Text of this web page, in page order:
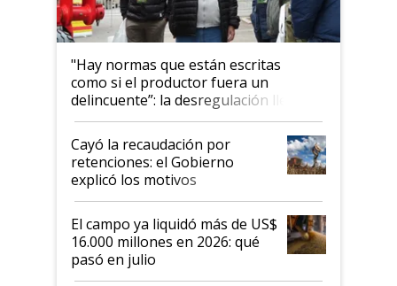
"Hay normas que están escritas
como si el productor fuera un
delincuente”: la desregulación llegó
al Congreso Aapresid y hasta se
habló del financiamiento al IPCVA
Cayó la recaudación por
retenciones: el Gobierno
explicó los motivos
El campo ya liquidó más de US$
16.000 millones en 2026: qué
pasó en julio